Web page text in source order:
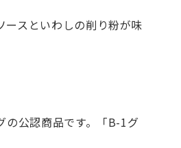
スといわしの削り粉が味
の公認商品です。「B-1グ